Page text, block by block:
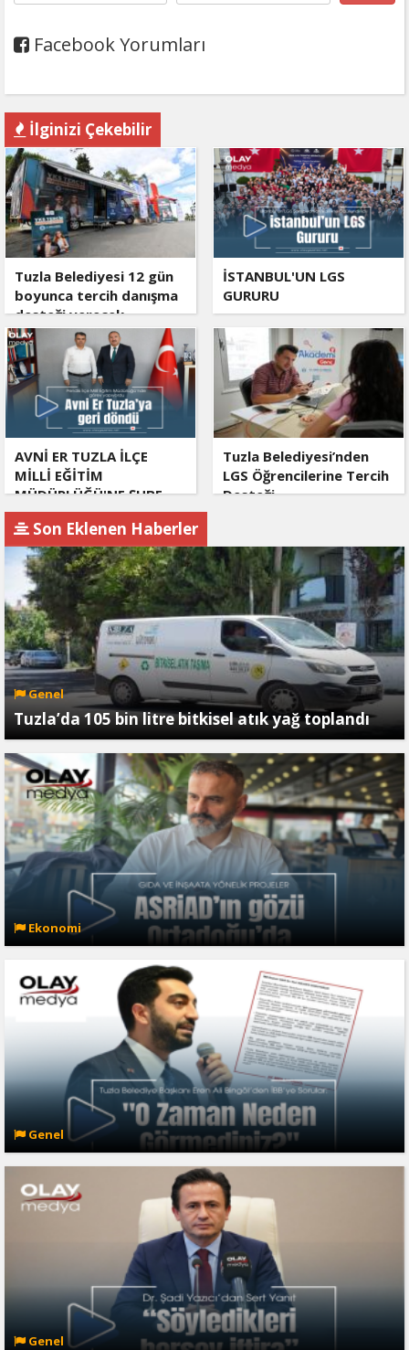
Facebook Yorumları
İlginizi Çekebilir
Tuzla Belediyesi 12 gün
boyunca tercih danışma
desteği verecek
İSTANBUL'UN LGS
GURURU
AVNİ ER TUZLA İLÇE
MİLLİ EĞİTİM
MÜDÜRLÜĞÜ'NE ŞUBE
MÜDÜRÜ OLARAK
ATANDI
Tuzla Belediyesi’nden
LGS Öğrencilerine Tercih
Desteği
Son Eklenen Haberler
Genel
Tuzla’da 105 bin litre bitkisel atık yağ toplandı
Ekonomi
Genel
Genel